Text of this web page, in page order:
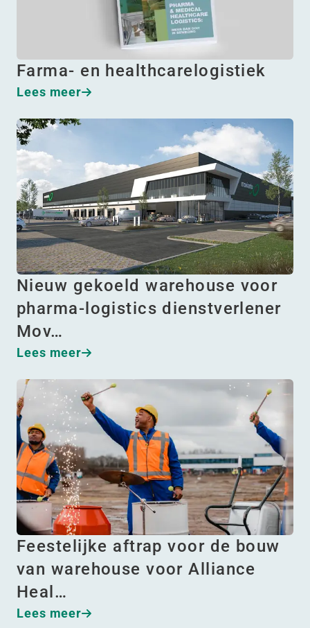
Farma- en healthcarelogistiek
Lees meer
Nieuw gekoeld warehouse voor
pharma-logistics dienstverlener
Mov…
Lees meer
Feestelijke aftrap voor de bouw
van warehouse voor Alliance
Heal…
Lees meer